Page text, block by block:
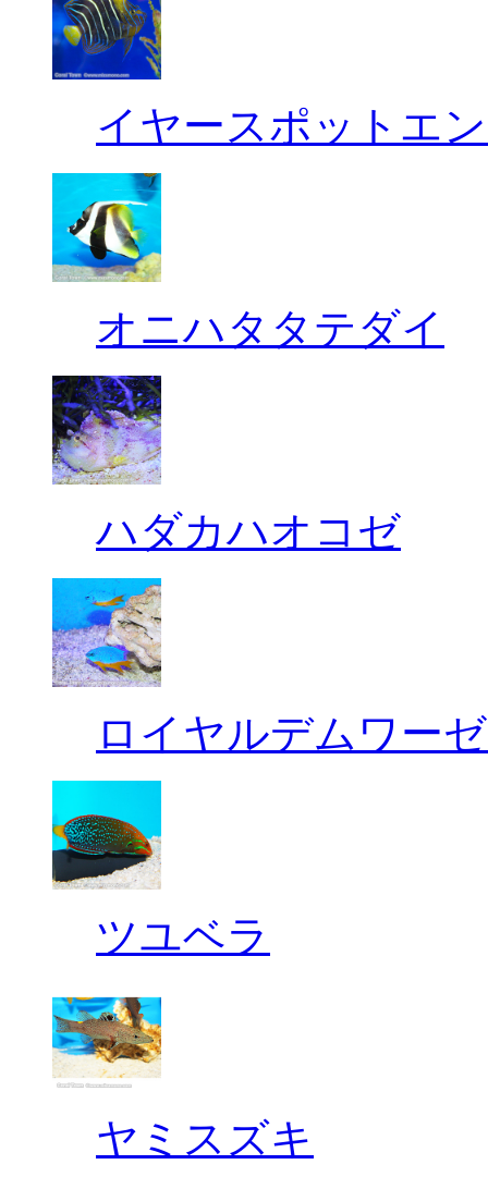
イヤースポットエ
オニハタタテダイ
ハダカハオコゼ
ロイヤルデムワー
ツユベラ
ヤミスズキ